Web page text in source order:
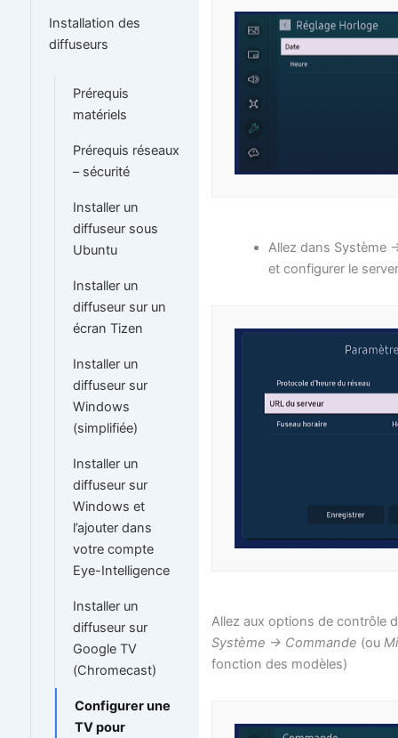
Installation des
diffuseurs
Prérequis
matériels
Prérequis réseaux
– sécurité
Installer un
diffuseur sous
Ubuntu
Installer un
diffuseur sur un
écran Tizen
Installer un
diffuseur sur
Windows
(simplifiée)
Installer un
diffuseur sur
Windows et
l’ajouter dans
votre compte
Eye-Intelligence
Installer un
diffuseur sur
Google TV
(Chromecast)
Configurer une
TV pour
Allez dans Système
et configurer le
Allez aux options de contrôle
Système -> Commande (ou
fonction des modèles)